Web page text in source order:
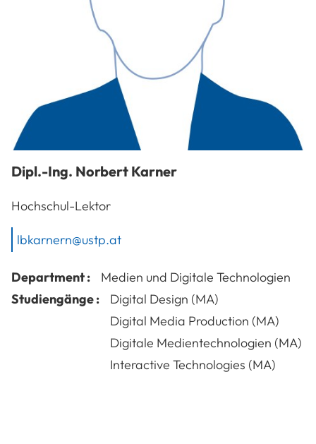
Dipl.-Ing. Norbert Karner
Hochschul-Lektor
lbkarnern@ustp.at
Department :
Medien und Digitale Technologien
Studiengänge :
Digital Design (MA)
Digital Media Production (MA)
Digitale Medientechnologien (MA)
Interactive Technologies (MA)